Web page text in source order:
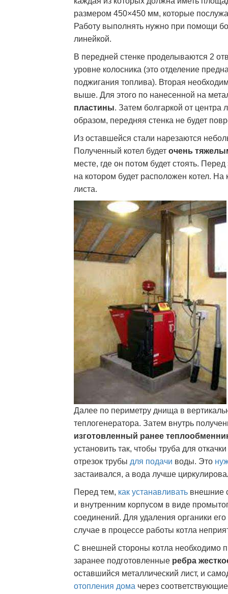
размером 450×450 мм, которые
Работу выполнять нужно при помощи
линейкой.
В передней стенке проделываются 2
уровне колосника (это отделение
поджигания топлива). Вторая
выше. Для этого по нанесенной на
пластины. Затем болгаркой от центра
образом, передняя стенка не будет
Из оставшейся стали нарезаются
Полученный котел будет очень
месте, где он потом будет стоять.
на котором будет расположен котел.
листа.
Далее по периметру днища в
теплогенератора. Затем внутрь
изготовленный ранее
установить так, чтобы труба для
отрезок трубы для подачи воды. Это
застаивался, а вода лучше
Перед тем, как устанавливать внешние
и внутренним корпусом в виде
соединений. Для удаления органики
случае в процессе работы котла
С внешней стороны котла необходимо
заранее подготовленные ребра
оставшийся металлический лист, и
отопления дома через